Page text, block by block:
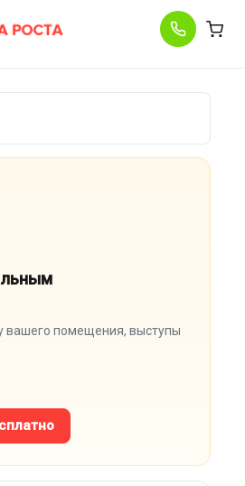
вашего помещения, выступы